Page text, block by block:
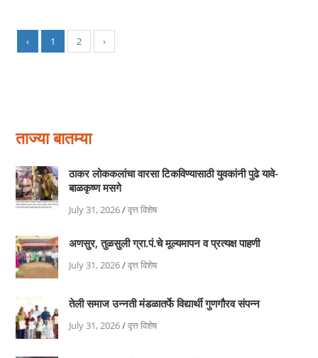
‹ 1 2 ›
ताज्या बातम्या
ठाकर लोककलांचा वारसा टिकविण्यासाठी युवकांनी पुढे यावे-
बाळकृष्ण मसगे
July 31, 2026/वृत्त विशेष
अणसुर, तुळसुली ग्रा.पं.चे मूल्यमापन व प्रत्यक्ष पाहणी
July 31, 2026/वृत्त विशेष
तेली समाज उन्नती मंडळातर्फे विद्यार्थी गुणगौरव संपन्न
July 31, 2026/वृत्त विशेष